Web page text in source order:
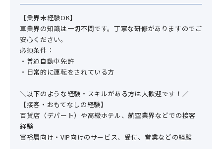
【業界未経験OK】
車業界の知識は一切不問です。丁寧な研修がありますのでご
安心ください。
必須条件：
・普通自動車免許
・日常的に運転をされている方
＼以下のような経験・スキルがある方は大歓迎です！／
【接客・おもてなしの経験】
百貨店（デパート）や高級ホテル、航空業界などでの接客
経験
富裕層向け・VIP向けのサービス、受付、営業などの経験